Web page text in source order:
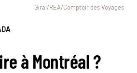
Giral/REA/Comptoir des Voyages
à Montréal ?